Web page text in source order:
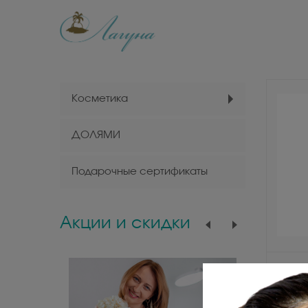
Косметика
ДОЛЯМИ
Подарочные сертификаты
Акции и скидки